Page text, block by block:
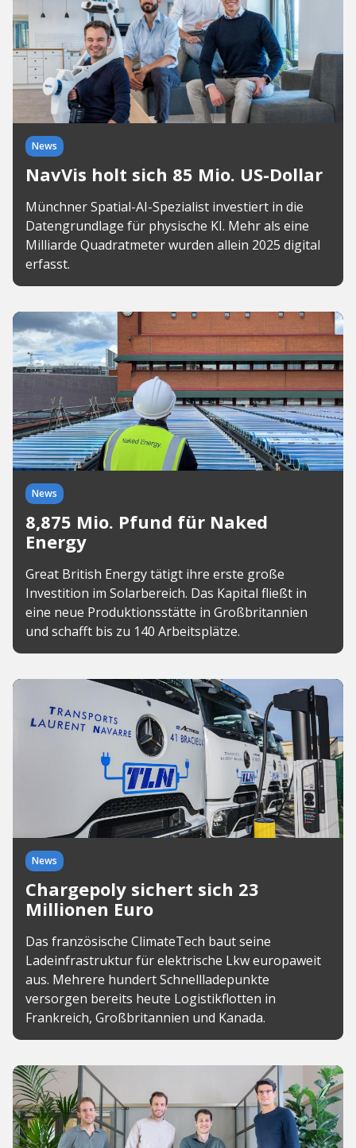
News
NavVis holt sich 85 Mio. US-Dollar
Münchner Spatial-AI-Spezialist investiert in die
Datengrundlage für physische KI. Mehr als eine
Milliarde Quadratmeter wurden allein 2025 digital
erfasst.
News
8,875 Mio. Pfund für Naked
Energy
Great British Energy tätigt ihre erste große
Investition im Solarbereich. Das Kapital fließt in
eine neue Produktionsstätte in Großbritannien
und schafft bis zu 140 Arbeitsplätze.
News
Chargepoly sichert sich 23
Millionen Euro
Das französische ClimateTech baut seine
Ladeinfrastruktur für elektrische Lkw europaweit
aus. Mehrere hundert Schnellladepunkte
versorgen bereits heute Logistikflotten in
Frankreich, Großbritannien und Kanada.